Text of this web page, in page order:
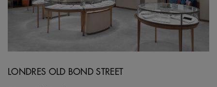
LONDRES OLD BOND STREET